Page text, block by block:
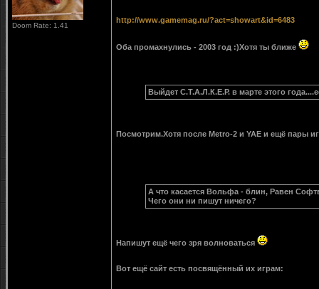
Doom Rate: 1.41
http://www.gamemag.ru/?act=showart&id=6483
Оба промахнулись - 2003 год :)Хотя ты ближе
Выйдет С.Т.А.Л.К.Е.Р. в марте этого
Посмотрим.Хотя после Metro-2 и YAE и ещё пары
А что касается Вольфа - блин, Равен
Чего они ни пишут ничего?
Напишут ещё чего зря волноваться
Вот ещё сайт есть посвящённый их играм: